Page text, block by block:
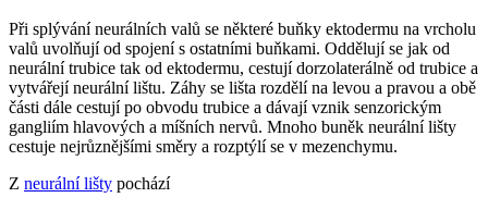
Při splývání neurálních valů se některé buňky ektodermu na vrcholu
valů uvolňují od spojení s ostatními buňkami. Oddělují se jak od
neurální trubice tak od ektodermu, cestují dorzolaterálně od trubice a
vytvářejí neurální lištu. Záhy se lišta rozdělí na levou a pravou a obě
části dále cestují po obvodu trubice a dávají vznik senzorickým
gangliím hlavových a míšních nervů. Mnoho buněk neurální lišty
cestuje nejrůznějšími směry a rozptýlí se v mezenchymu.
Z neurální lišty pochází